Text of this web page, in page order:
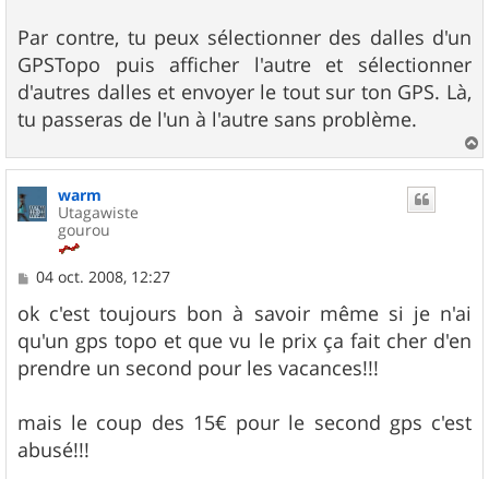
Par contre, tu peux sélectionner des dalles d'un
GPSTopo puis afficher l'autre et sélectionner
d'autres dalles et envoyer le tout sur ton GPS. Là,
tu passeras de l'un à l'autre sans problème.
a
u
warm
Utagawiste
gourou
M
s
s
a
g
e
04 oct. 2008, 12:27
ok c'est toujours bon à savoir même si je n'ai
qu'un gps topo et que vu le prix ça fait cher d'en
prendre un second pour les vacances!!!
mais le coup des 15€ pour le second gps c'est
abusé!!!